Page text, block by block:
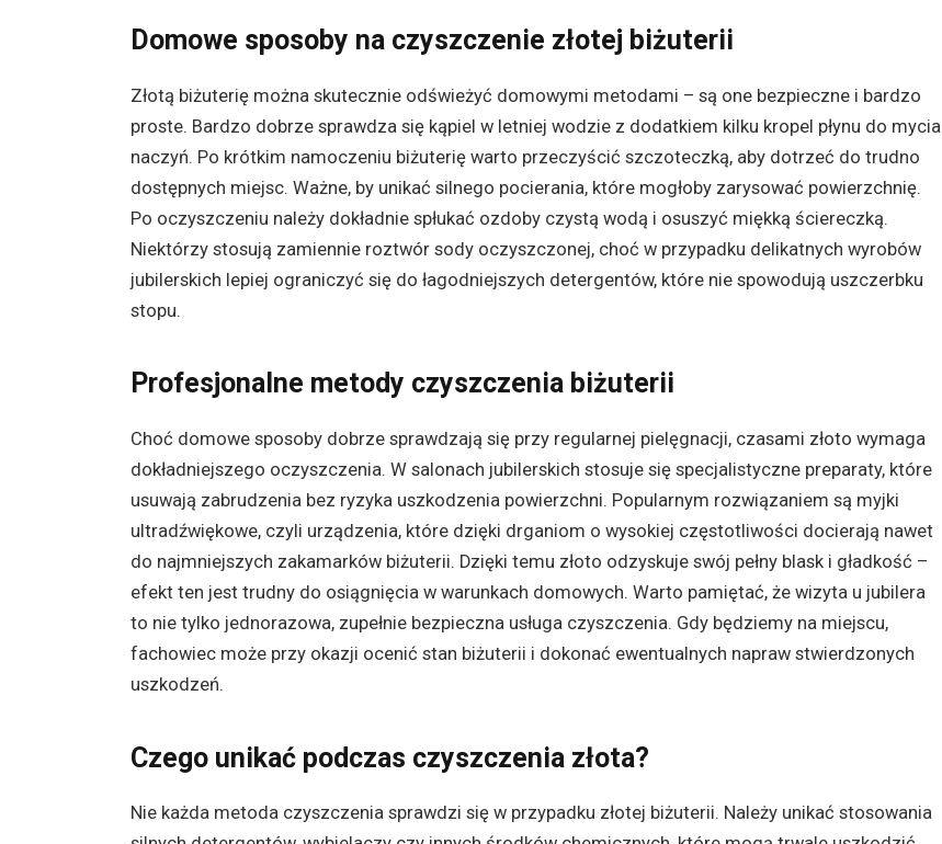
Domowe sposoby na czyszczenie złotej biżuterii
Złotą biżuterię można skutecznie odświeżyć domowymi metodami – są one bezpieczne i bardzo
proste. Bardzo dobrze sprawdza się kąpiel w letniej wodzie z dodatkiem kilku kropel płynu do mycia
naczyń. Po krótkim namoczeniu biżuterię warto przeczyścić szczoteczką, aby dotrzeć do trudno
dostępnych miejsc. Ważne, by unikać silnego pocierania, które mogłoby zarysować powierzchnię.
Po oczyszczeniu należy dokładnie spłukać ozdoby czystą wodą i osuszyć miękką ściereczką.
Niektórzy stosują zamiennie roztwór sody oczyszczonej, choć w przypadku delikatnych wyrobów
jubilerskich lepiej ograniczyć się do łagodniejszych detergentów, które nie spowodują uszczerbku
stopu.
Profesjonalne metody czyszczenia biżuterii
Choć domowe sposoby dobrze sprawdzają się przy regularnej pielęgnacji, czasami złoto wymaga
dokładniejszego oczyszczenia. W salonach jubilerskich stosuje się specjalistyczne preparaty, które
usuwają zabrudzenia bez ryzyka uszkodzenia powierzchni. Popularnym rozwiązaniem są myjki
ultradźwiękowe, czyli urządzenia, które dzięki drganiom o wysokiej częstotliwości docierają nawet
do najmniejszych zakamarków biżuterii. Dzięki temu złoto odzyskuje swój pełny blask i gładkość –
efekt ten jest trudny do osiągnięcia w warunkach domowych. Warto pamiętać, że wizyta u jubilera
to nie tylko jednorazowa, zupełnie bezpieczna usługa czyszczenia. Gdy będziemy na miejscu,
fachowiec może przy okazji ocenić stan biżuterii i dokonać ewentualnych napraw stwierdzonych
uszkodzeń.
Czego unikać podczas czyszczenia złota?
Nie każda metoda czyszczenia sprawdzi się w przypadku złotej biżuterii. Należy unikać stosowania